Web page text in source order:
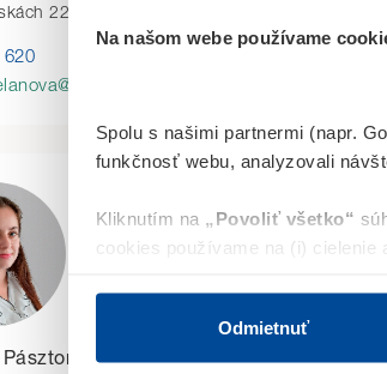
Na našom webe používame
Spolu s našimi partnermi (napr.
funkčnosť webu, analyzovali
Kliknutím na „Povoliť všetko“
cookies používame na (i) cielenie
Ak zvolíte„Odmietnuť“, budeme
Odmietnuť
22, Banská Bystrica
620
Lenka